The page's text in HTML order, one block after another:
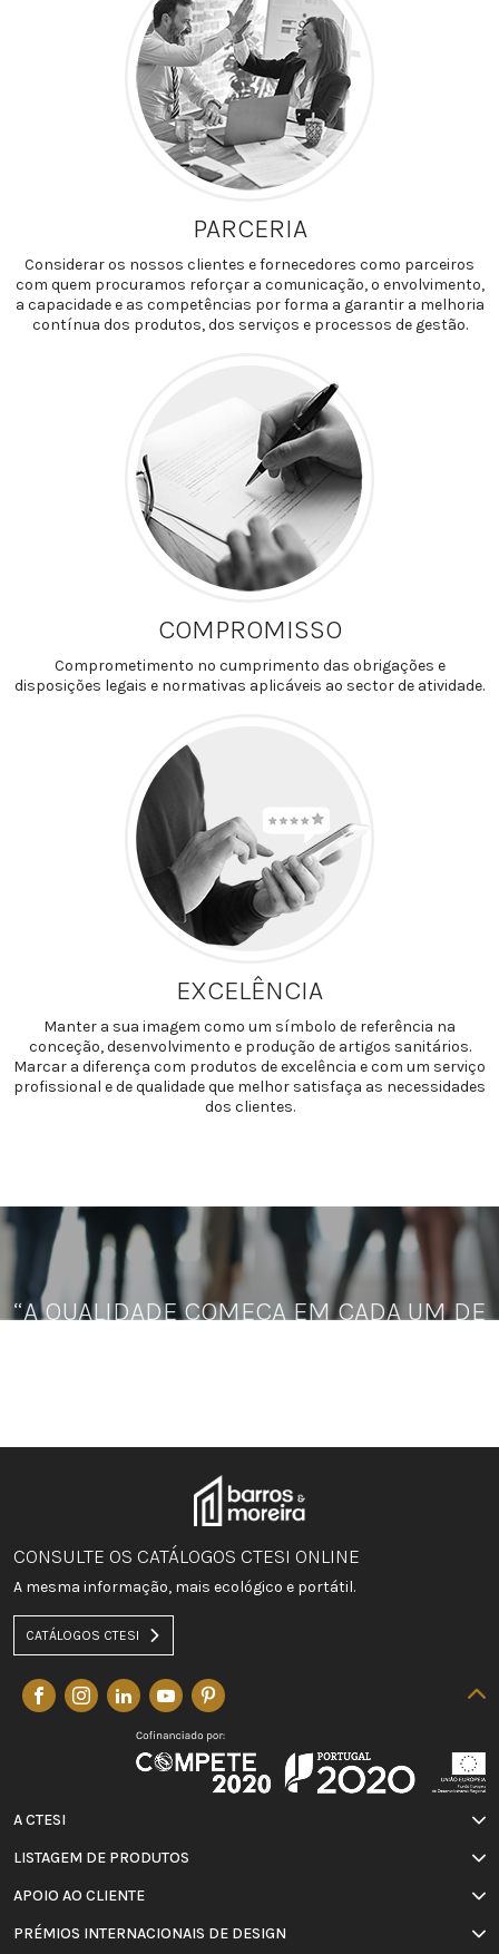
PARCERIA
Considerar os nossos clientes e fornecedores como parceiros
com quem procuramos reforçar a comunicação, o envolvimento,
a capacidade e as competências por forma a garantir a melhoria
contínua dos produtos, dos serviços e processos de gestão.
COMPROMISSO
Comprometimento no cumprimento das obrigações e
disposições legais e normativas aplicáveis ao sector de atividade.
EXCELÊNCIA
Manter a sua imagem como um símbolo de referência na
conceção, desenvolvimento e produção de artigos sanitários.
Marcar a diferença com produtos de excelência e com um serviço
profissional e de qualidade que melhor satisfaça as necessidades
dos clientes.
“A QUALIDADE COMEÇA EM CADA UM DE
CONSULTE OS CATÁLOGOS CTESI ONLINE
A mesma informação, mais ecológico e portátil.
CATÁLOGOS CTESI
A CTESI
LISTAGEM DE PRODUTOS
APOIO AO CLIENTE
PRÉMIOS INTERNACIONAIS DE DESIGN